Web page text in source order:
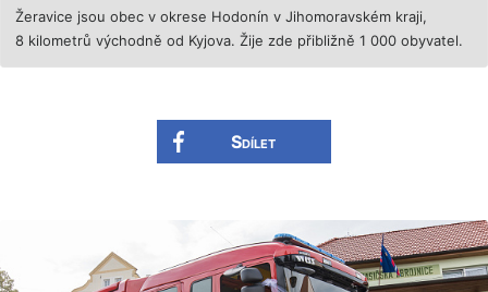
Žeravice jsou obec v okrese Hodonín v Jihomoravském kraji,
8 kilometrů východně od Kyjova. Žije zde přibližně 1 000 obyvatel.
Sdílet